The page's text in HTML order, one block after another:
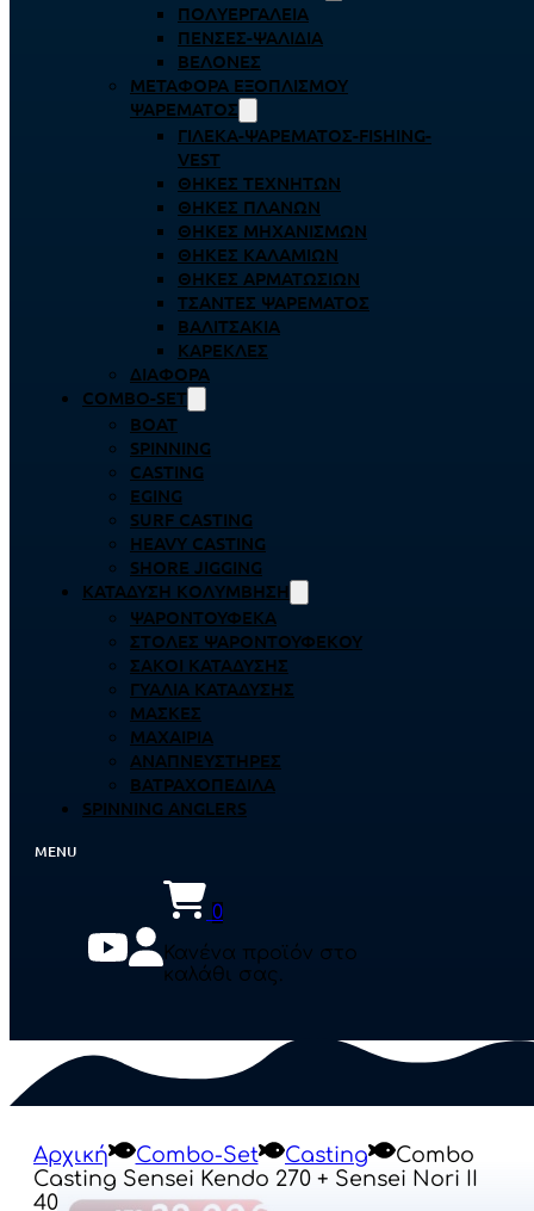
ΠΟΛΥΕΡΓΑΛΕΊΑ
ΠΈΝΣΕΣ-ΨΑΛΊΔΙΑ
ΒΕΛΌΝΕΣ
ΜΕΤΑΦΟΡΆ ΕΞΟΠΛΙΣΜΟΎ
ΨΑΡΈΜΑΤΟΣ
ΓΙΛΈΚΑ-ΨΑΡΈΜΑΤΟΣ-FISHING-
VEST
ΘΉΚΕΣ ΤΕΧΝΗΤΏΝ
ΘΉΚΕΣ ΠΛΆΝΩΝ
ΘΉΚΕΣ ΜΗΧΑΝΙΣΜΏΝ
ΘΉΚΕΣ ΚΑΛΑΜΙΏΝ
ΘΉΚΕΣ ΑΡΜΑΤΩΣΙΏΝ
ΤΣΆΝΤΕΣ ΨΑΡΈΜΑΤΟΣ
ΒΑΛΙΤΣΆΚΙΑ
ΚΑΡΈΚΛΕΣ
ΔΙΆΦΟΡΑ
COMBO-SET
BOAT
SPINNING
CASTING
EGING
SURF CASTING
HEAVY CASTING
SHORE JIGGING
ΚΑΤΆΔΥΣΗ ΚΟΛΎΜΒΗΣΗ
ΨΑΡΟΝΤΟΎΦΕΚΑ
ΣΤΟΛΈΣ ΨΑΡΟΝΤΟΎΦΕΚΟΥ
ΣΆΚΟΙ ΚΑΤΆΔΥΣΗΣ
ΓΥΑΛΙΆ ΚΑΤΆΔΥΣΗΣ
ΜΆΣΚΕΣ
ΜΑΧΑΊΡΙΑ
ΑΝΑΠΝΕΥΣΤΉΡΕΣ
ΒΑΤΡΑΧΟΠΈΔΙΛΑ
SPINNING ANGLERS
0
Κανένα προϊόν στο
καλάθι σας.
Αρχική Combo-Set Casting
Combo
Casting Sensei Kendo 270 + Sensei Nori II
40